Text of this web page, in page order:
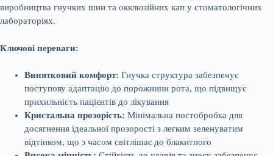
виробництва гнучких шин та окклюзійних кап у стоматологічних
лабораторіях.
Ключові переваги:
Винятковий комфорт: Гнучка структура забезпечує
поступову адаптацію до порожнини рота, що підвищує
прихильність пацієнтів до лікування
Кристальна прозорість: Мінімальна постобробка для
досягнення ідеальної прозорості з легким зеленуватим
відтінком, що з часом світлішає до блакитного